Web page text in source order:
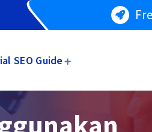
SEO Guide